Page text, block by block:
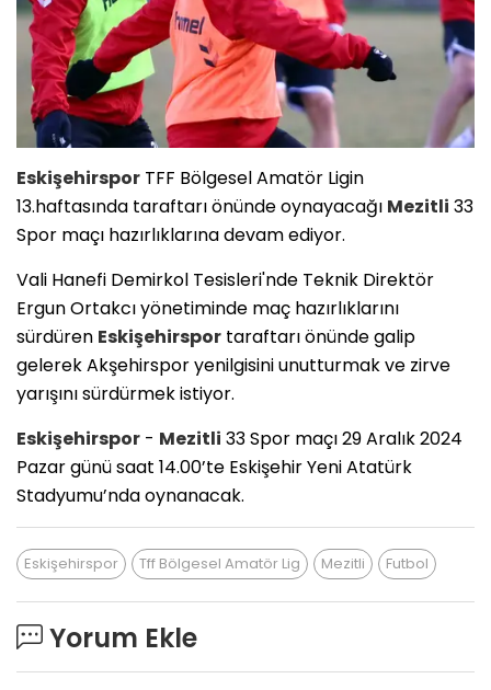
Eskişehirspor TFF Bölgesel Amatör Ligin
13.haftasında taraftarı önünde oynayacağı Mezitli 33
Spor maçı hazırlıklarına devam ediyor.
Vali Hanefi Demirkol Tesisleri'nde Teknik Direktör
Ergun Ortakcı yönetiminde maç hazırlıklarını
sürdüren Eskişehirspor taraftarı önünde galip
gelerek Akşehirspor yenilgisini unutturmak ve zirve
yarışını sürdürmek istiyor.
Eskişehirspor - Mezitli 33 Spor maçı 29 Aralık 2024
Pazar günü saat 14.00’te Eskişehir Yeni Atatürk
Stadyumu’nda oynanacak.
Eskişehirspor Tff Bölgesel Amatör Lig Mezitli Futbol
Yorum Ekle